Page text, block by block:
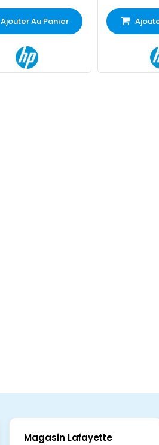
Ajouter Au Panier
Magasin Lafayette